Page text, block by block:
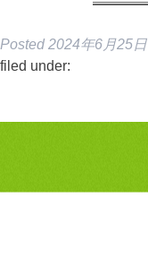
Posted 2024年6月25日
filed under: